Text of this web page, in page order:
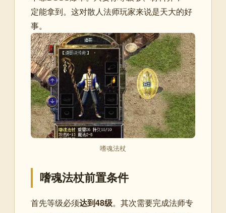
定能拿到。这对散人法师玩家来说是天大的好
事。
嗜魂法杖
嗜魂法杖前置条件
首先等级必须达到48级。其次需要完成法师专